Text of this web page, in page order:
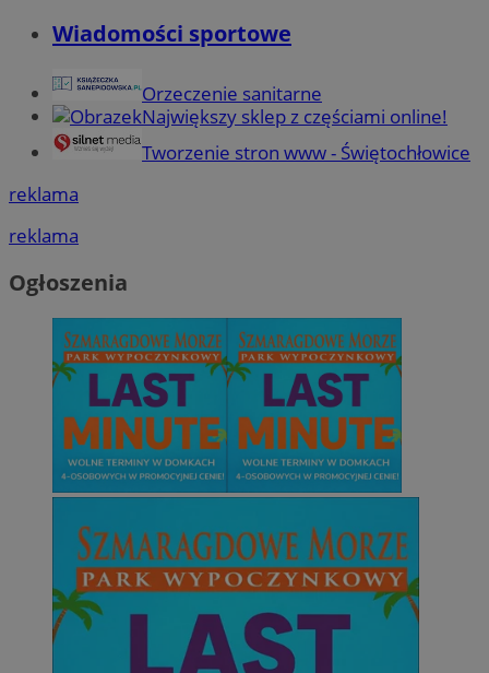
Wiadomości sportowe
Orzeczenie sanitarne
Największy sklep z częściami online!
Tworzenie stron www - Świętochłowice
reklama
reklama
Ogłoszenia